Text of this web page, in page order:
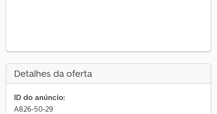
Detalhes da oferta
ID do anúncio:
A826-50-29